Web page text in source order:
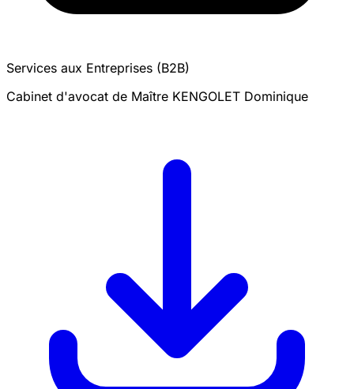
Services aux Entreprises (B2B)
Cabinet d'avocat de Maître KENGOLET Dominique